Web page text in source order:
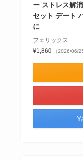
ー ストレス解
セット デート
に
フェリックス
¥1,860
（2026/06/